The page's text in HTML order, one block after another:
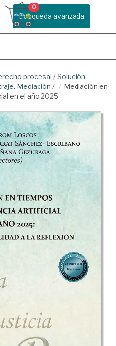
Busqueda avanzada
0
procesal /Solución
Mediación /
Mediación en
en el año 2025